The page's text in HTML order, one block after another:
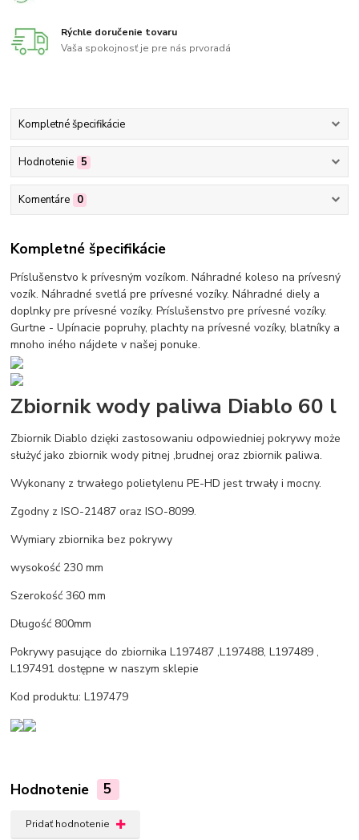
Rýchle doručenie tovaru
Vaša spokojnosť je pre nás prvoradá
Kompletné špecifikácie
Hodnotenie 5
Komentáre 0
Kompletné špecifikácie
Príslušenstvo k prívesným vozíkom. Náhradné koleso na prívesný
vozík. Náhradné svetlá pre prívesné vozíky. Náhradné diely a
doplnky pre prívesné vozíky. Príslušenstvo pre prívesné vozíky.
Gurtne - Upínacie popruhy, plachty na prívesné vozíky, blatníky a
mnoho iného nájdete v našej ponuke.
Zbiornik wody paliwa Diablo 60 l
Zbiornik Diablo dzięki zastosowaniu odpowiedniej pokrywy może
służyć jako zbiornik wody pitnej ,brudnej oraz zbiornik paliwa.
Wykonany z trwałego polietylenu PE-HD jest trwały i mocny.
Zgodny z ISO-21487 oraz ISO-8099.
Wymiary zbiornika bez pokrywy
wysokość 230 mm
Szerokość 360 mm
Długość 800mm
Pokrywy pasujące do zbiornika L197487 ,L197488, L197489 ,
L197491 dostępne w naszym sklepie
Kod produktu: L197479
Hodnotenie 5
Pridať hodnotenie